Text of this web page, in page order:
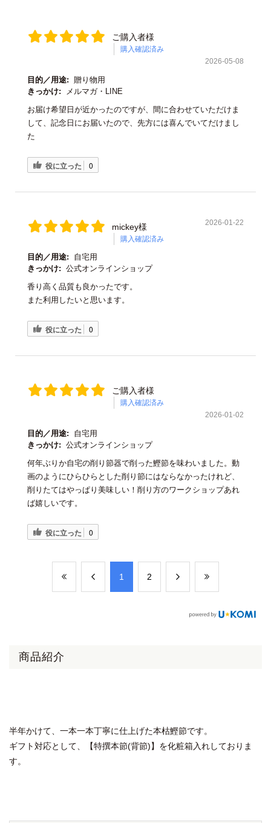
ご購入者様
購入確認済み
2026-05-08
目的／用途: 贈り物用
きっかけ:
メルマガ・LINE
お届け希望日が近かったのですが、間に合わせていただけま
して、記念日にお届いたので、先方には喜んでいてだけまし
た
役に立った 0
mickey様
購入確認済み
2026-01-22
目的／用途:
自宅用
きっかけ: 公式オンラインショップ
香り高く品質も良かったです。
また利用したいと思います。
役に立った 0
ご購入者様
購入確認済み
2026-01-02
目的／用途:
自宅用
きっかけ: 公式オンラインショップ
何年ぶりか自宅の削り節器で削った鰹節を味わいました。動
画のようにひらひらとした削り節にはならなかったけれど、
削りたてはやっぱり美味しい！削り方のワークショップあれ
ば嬉しいです。
役に立った 0
​1 ​2
商品紹介
半年かけて、一本一本丁寧に仕上げた本枯鰹節です。
ギフト対応として、【特撰本節(背節)】を化粧箱入れしておりま
す。